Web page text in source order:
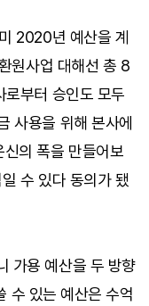
2020년 예산을 계
원사업 대해선 총 8
로부터 승인도 모두
사용을 위해 본사에
의 폭을 만들어보
수 있다 동의가 됐
가용 예산을 두 방향
수 있는 예산은 수억